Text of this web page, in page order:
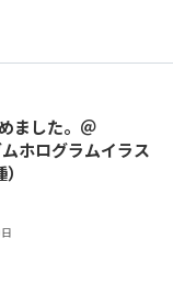
ました。＠
ホログラムイラス